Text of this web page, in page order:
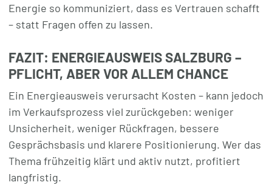
Energie so kommuniziert, dass es Vertrauen schafft
– statt Fragen offen zu lassen.
FAZIT: ENERGIEAUSWEIS SALZBURG –
PFLICHT, ABER VOR ALLEM CHANCE
Ein Energieausweis verursacht Kosten – kann jedoch
im Verkaufsprozess viel zurückgeben: weniger
Unsicherheit, weniger Rückfragen, bessere
Gesprächsbasis und klarere Positionierung. Wer das
Thema frühzeitig klärt und aktiv nutzt, profitiert
langfristig.